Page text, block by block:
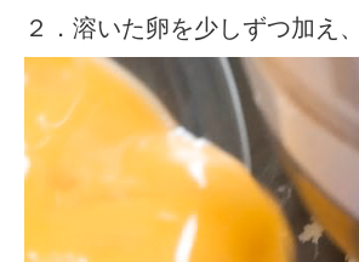
２．溶いた卵を少しずつ加え